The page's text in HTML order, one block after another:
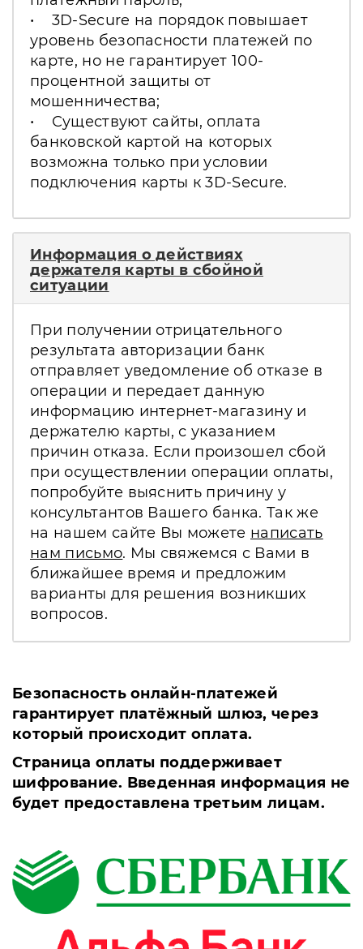
• 3D-Secure на порядок повышает
уровень безопасности платежей по
карте, но не гарантирует 100-
процентной защиты от
мошенничества;
• Существуют сайты, оплата
банковской картой на которых
возможна только при условии
подключения карты к 3D-Secure.
Информация о действиях
держателя карты в сбойной
ситуации
При получении отрицательного
результата авторизации банк
отправляет уведомление об отказе в
операции и передает данную
информацию интернет-магазину и
держателю карты, с указанием
причин отказа. Если произошел сбой
при осуществлении операции оплаты,
попробуйте выяснить причину у
консультантов Вашего банка. Так же
на нашем сайте Вы можете написать
нам письмо. Мы свяжемся с Вами в
ближайшее время и предложим
варианты для решения возникших
вопросов.
Безопасность онлайн-платежей
гарантирует платёжный шлюз, через
который происходит оплата.
Страница оплаты поддерживает
шифрование. Введенная информация не
будет предоставлена третьим лицам.